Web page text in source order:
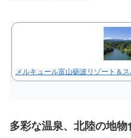
メルキュール富山砺波リゾート＆
多彩な温泉、北陸の地